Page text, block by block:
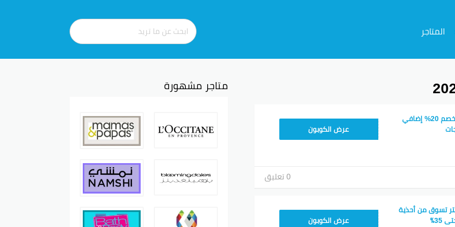
المتاجر
كوبون خصم شي ان خصم 20% إضافي
MEAF25عرض الكوبون
0 تعليق
تسوق من أحذية
MEAF25عرض الكوبون
متاجر مشهورة